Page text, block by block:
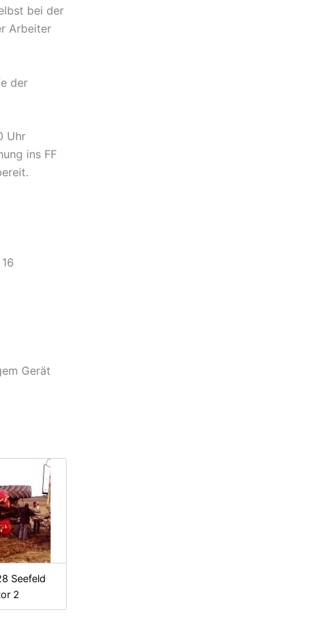
bei der
Arbeiter
der
Uhr
ins FF
Gerät
Seefeld
2